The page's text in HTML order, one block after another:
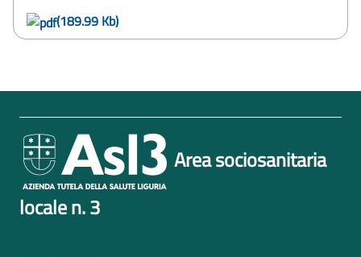
(189.99 Kb)
Area sociosanitaria
locale n. 3